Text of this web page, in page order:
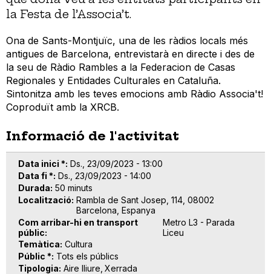
la Festa de l’Associa’t.
Ona de Sants-Montjuïc, una de les ràdios locals més
antigues de Barcelona, entrevistarà en directe i des de
la seu de Ràdio Rambles a la Federacion de Casas
Regionales y Entidades Culturales en Cataluña.
Sintonitza amb les teves emocions amb Ràdio Associa't!
Coproduït amb la XRCB.
Informació de l'activitat
Data inici * Ds., 23/09/2023 - 13:00
Data fi * Ds., 23/09/2023 - 14:00
Durada 50 minuts
Localització Rambla de Sant Josep, 114, 08002
Barcelona, Espanya
Com arribar-hi en transport
públic
Metro L3 - Parada
Liceu
Temàtica Cultura
Públic * Tots els públics
Tipologia Aire lliure Xerrada